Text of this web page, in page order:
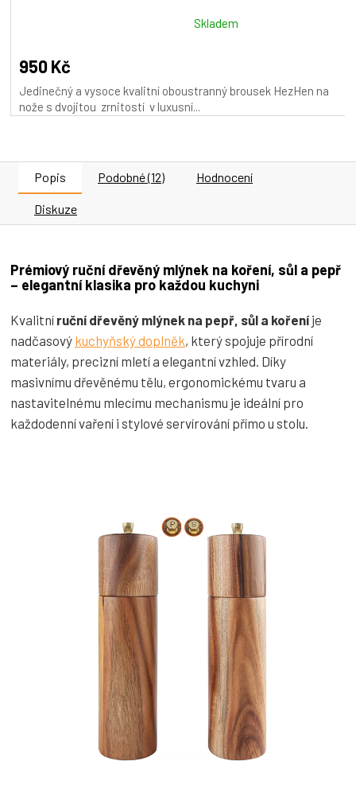
produktu
je
5,0
z
Skladem
950 Kč
Jedinečný a vysoce kvalitní oboustranný brousek HezHen na
nože s dvojitou zrnitostí v luxusní...
Popis Podobné (12) Hodnocení
Diskuze
Prémiový ruční dřevěný mlýnek na koření, sůl a pepř
– elegantní klasika pro každou kuchyni
Kvalitní ruční dřevěný mlýnek na pepř, sůl a koření je
nadčasový kuchyňský doplněk, který spojuje přírodní
materiály, precizní mletí a elegantní vzhled. Díky
masivnímu dřevěnému tělu, ergonomickému tvaru a
nastavitelnému mlecímu mechanismu je ideální pro
každodenní vaření i stylové servírování přímo u stolu.